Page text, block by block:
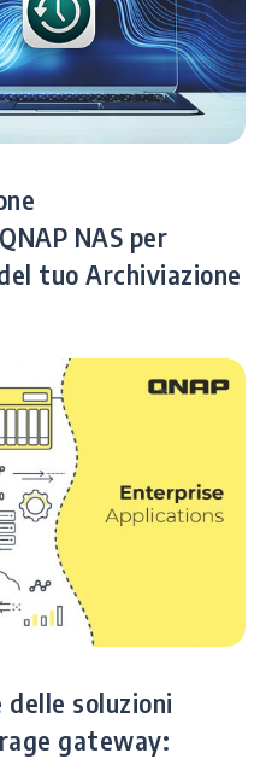
NAS per
tuo Archiviazione
soluzioni
gateway: